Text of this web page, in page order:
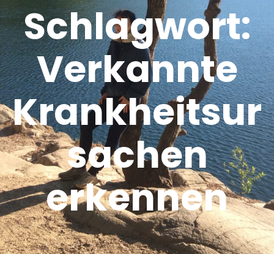
Schlagwort:
Verkannte
Krankheitsur
sachen
erkennen